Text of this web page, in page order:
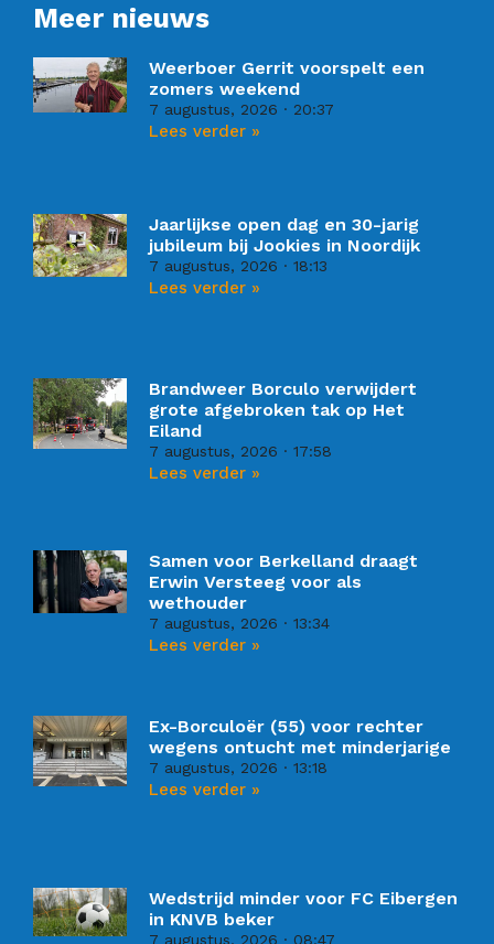
Meer nieuws
Weerboer Gerrit voorspelt een
zomers weekend
7 augustus, 2026 20:37
Lees verder »
Jaarlijkse open dag en 30-jarig
jubileum bij Jookies in Noordijk
7 augustus, 2026 18:13
Lees verder »
Brandweer Borculo verwijdert
grote afgebroken tak op Het
Eiland
7 augustus, 2026 17:58
Lees verder »
Samen voor Berkelland draagt
Erwin Versteeg voor als
wethouder
7 augustus, 2026 13:34
Lees verder »
Ex-Borculoër (55) voor rechter
wegens ontucht met minderjarige
7 augustus, 2026 13:18
Lees verder »
Wedstrijd minder voor FC Eibergen
in KNVB beker
7 augustus, 2026 08:47